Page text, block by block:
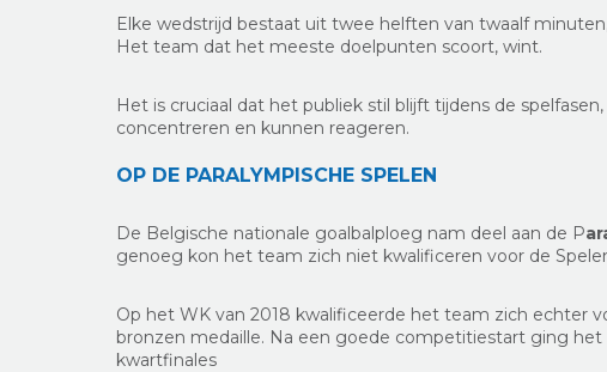
Elke wedstrijd bestaat uit twee helften van twaalf
Het team dat het meeste doelpunten scoort, wint.
Het is cruciaal dat het publiek stil blijft tijdens de
concentreren en kunnen reageren.
OP DE PARALYMPISCHE SPELEN
De Belgische nationale goalbalploeg nam deel aan de P
genoeg kon het team zich niet kwalificeren voor de
Op het WK van 2018 kwalificeerde het team zich echter
bronzen medaille. Na een goede competitiestart ging
kwartfinales